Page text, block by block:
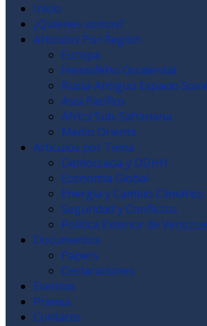
Inicio
¿Quienes somos?
Articulos Por Región
Europa
Hemisferio Occidental
Rusia-Antiguo Espacio
Asia Pacífico
Africa Sub-Sahariana
Medio Oriente
Artículos por Tema
Democracia y DDHH
Economía Global
Energía y Cambio Climático
Seguridad y Conflictos
Política Exterior de
Documentos
Papers
Declaraciones
Eventos
Prensa
Contacto